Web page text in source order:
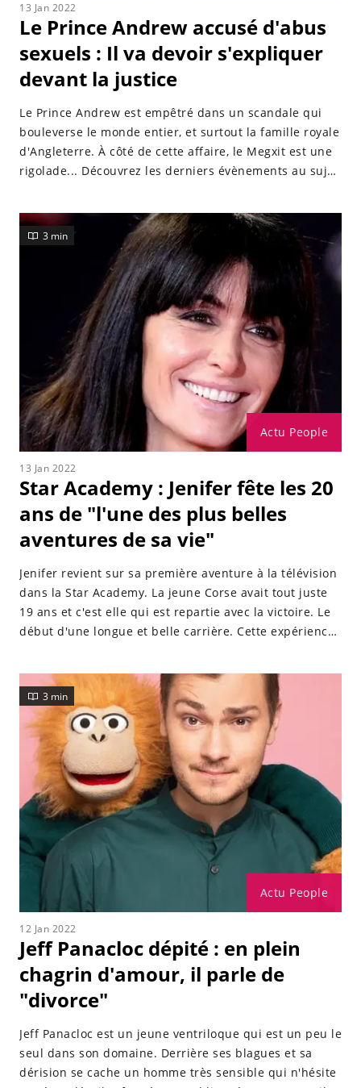
13 Jan 2022
Le Prince Andrew accusé d'abus
sexuels : Il va devoir s'expliquer
devant la justice
Le Prince Andrew est empêtré dans un scandale qui
bouleverse le monde entier, et surtout la famille royale
d'Angleterre. À côté de cette affaire, le Megxit est une
rigolade... Découvrez les derniers évènements au sujet
Actu People
3 min
13 Jan 2022
Star Academy : Jenifer fête les 20
ans de "l'une des plus belles
aventures de sa vie"
Jenifer revient sur sa première aventure à la télévision
dans la Star Academy. La jeune Corse avait tout juste
19 ans et c'est elle qui est repartie avec la victoire. Le
début d'une longue et belle carrière. Cette expérience
raconte...
Actu People
3 min
12 Jan 2022
Jeff Panacloc dépité : en plein
chagrin d'amour, il parle de
"divorce"
Jeff Panacloc est un jeune ventriloque qui est un peu le
seul dans son domaine. Derrière ses blagues et sa
dérision se cache un homme très sensible qui n'hésite